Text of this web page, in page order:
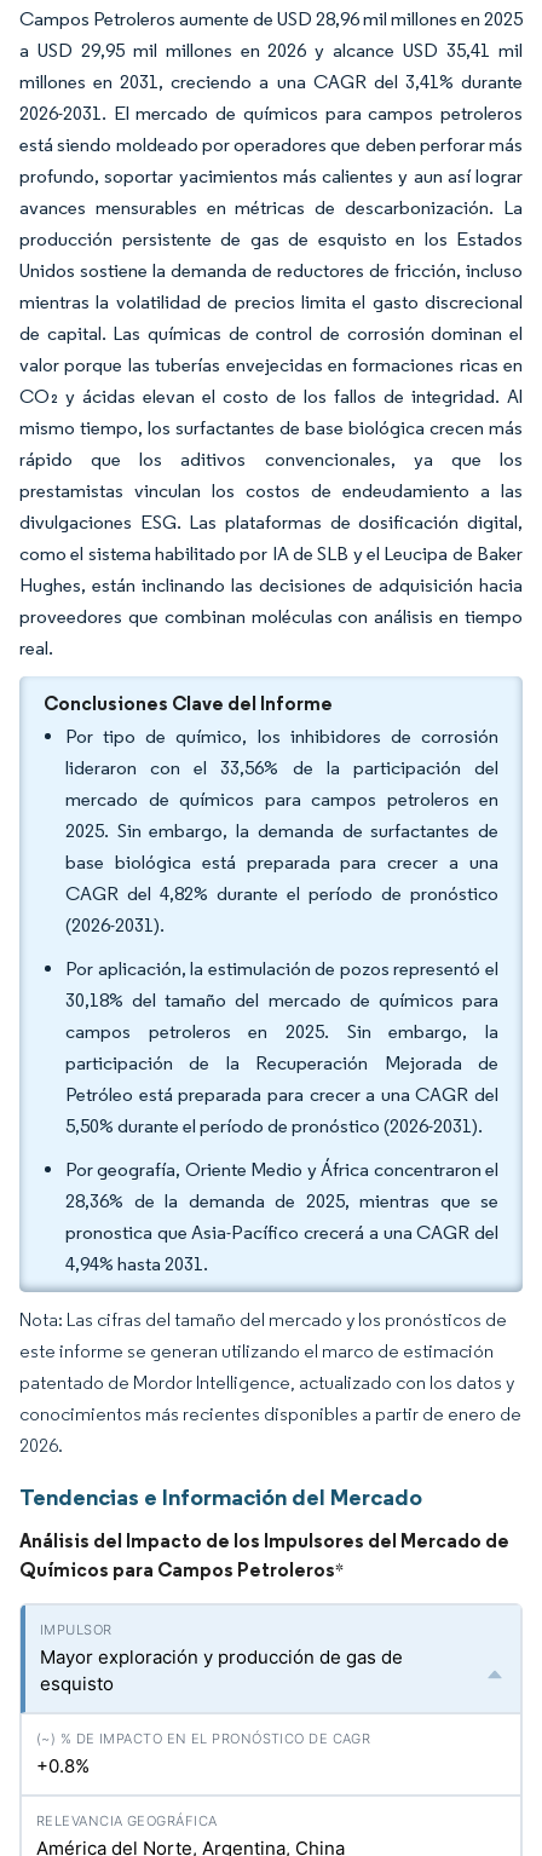
Campos Petroleros aumente de USD 28,96 mil millones en 2025
a USD 29,95 mil millones en 2026 y alcance USD 35,41 mil
millones en 2031, creciendo a una CAGR del 3,41% durante
2026-2031. El mercado de químicos para campos petroleros
está siendo moldeado por operadores que deben perforar más
profundo, soportar yacimientos más calientes y aun así lograr
avances mensurables en métricas de descarbonización. La
producción persistente de gas de esquisto en los Estados
Unidos sostiene la demanda de reductores de fricción, incluso
mientras la volatilidad de precios limita el gasto discrecional
de capital. Las químicas de control de corrosión dominan el
valor porque las tuberías envejecidas en formaciones ricas en
CO₂ y ácidas elevan el costo de los fallos de integridad. Al
mismo tiempo, los surfactantes de base biológica crecen más
rápido que los aditivos convencionales, ya que los
prestamistas vinculan los costos de endeudamiento a las
divulgaciones ESG. Las plataformas de dosificación digital,
como el sistema habilitado por IA de SLB y el Leucipa de Baker
Hughes, están inclinando las decisiones de adquisición hacia
proveedores que combinan moléculas con análisis en tiempo
real.
Conclusiones Clave del Informe
Por tipo de químico, los inhibidores de corrosión
lideraron con el 33,56% de la participación del
mercado de químicos para campos petroleros en
2025. Sin embargo, la demanda de surfactantes de
base biológica está preparada para crecer a una
CAGR del 4,82% durante el período de pronóstico
(2026-2031).
Por aplicación, la estimulación de pozos representó el
30,18% del tamaño del mercado de químicos para
campos petroleros en 2025. Sin embargo, la
participación de la Recuperación Mejorada de
Petróleo está preparada para crecer a una CAGR del
5,50% durante el período de pronóstico (2026-2031).
Por geografía, Oriente Medio y África concentraron el
28,36% de la demanda de 2025, mientras que se
pronostica que Asia-Pacífico crecerá a una CAGR del
4,94% hasta 2031.
Nota: Las cifras del tamaño del mercado y los pronósticos de
este informe se generan utilizando el marco de estimación
patentado de Mordor Intelligence, actualizado con los datos y
conocimientos más recientes disponibles a partir de enero de
2026.
Tendencias e Información del Mercado
Análisis del Impacto de los Impulsores del Mercado de
Químicos para Campos Petroleros*
Mayor exploración y producción de gas de
esquisto
+0.8%
América del Norte, Argentina, China